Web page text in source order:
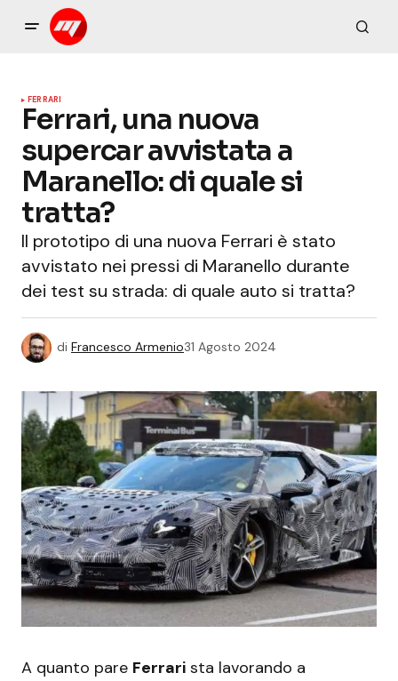
FERRARI
Ferrari, una nuova
supercar avvistata a
Maranello: di quale si
tratta?
Il prototipo di una nuova Ferrari è stato
avvistato nei pressi di Maranello durante
dei test su strada: di quale auto si tratta?
di Francesco Armenio31 Agosto 2024
A quanto pare Ferrari sta lavorando a